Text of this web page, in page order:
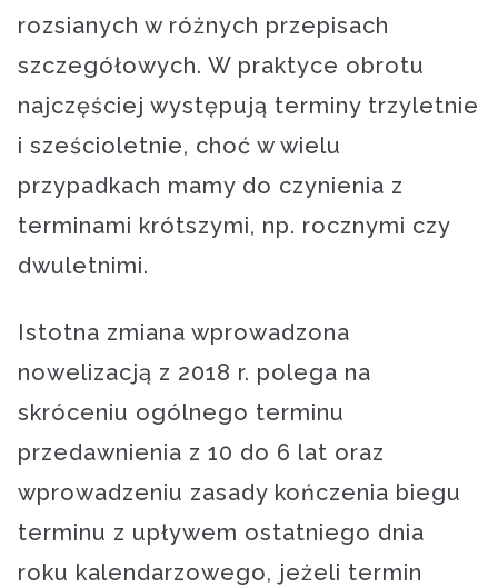
rozsianych w różnych przepisach
szczegółowych. W praktyce obrotu
najczęściej występują terminy trzyletnie
i sześcioletnie, choć w wielu
przypadkach mamy do czynienia z
terminami krótszymi, np. rocznymi czy
dwuletnimi.
Istotna zmiana wprowadzona
nowelizacją z 2018 r. polega na
skróceniu ogólnego terminu
przedawnienia z 10 do 6 lat oraz
wprowadzeniu zasady kończenia biegu
terminu z upływem ostatniego dnia
roku kalendarzowego, jeżeli termin